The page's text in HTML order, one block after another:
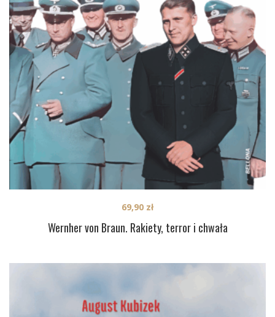
Wernher von Braun. Rakiety, terror i chwała
69,90 zł